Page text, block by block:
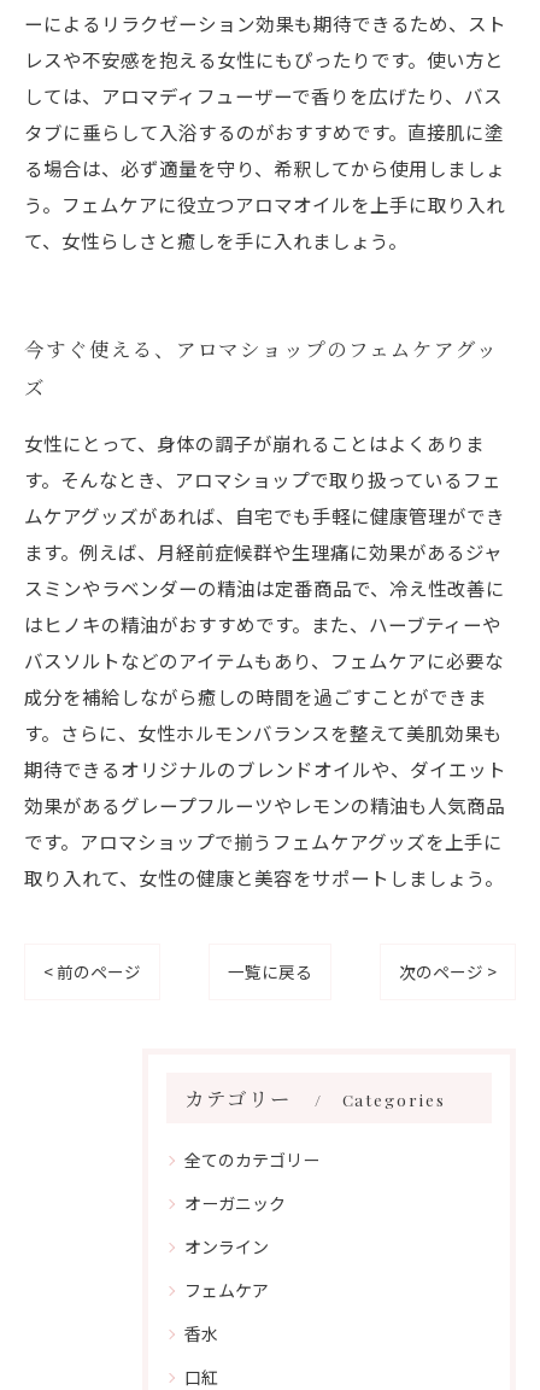
ーによるリラクゼーション効果も期待できるため、スト
レスや不安感を抱える女性にもぴったりです。使い方と
しては、アロマディフューザーで香りを広げたり、バス
タブに垂らして入浴するのがおすすめです。直接肌に塗
る場合は、必ず適量を守り、希釈してから使用しましょ
う。フェムケアに役立つアロマオイルを上手に取り入れ
て、女性らしさと癒しを手に入れましょう。
今すぐ使える、アロマショップのフェムケアグッ
ズ
女性にとって、身体の調子が崩れることはよくありま
す。そんなとき、アロマショップで取り扱っているフェ
ムケアグッズがあれば、自宅でも手軽に健康管理ができ
ます。例えば、月経前症候群や生理痛に効果があるジャ
スミンやラベンダーの精油は定番商品で、冷え性改善に
はヒノキの精油がおすすめです。また、ハーブティーや
バスソルトなどのアイテムもあり、フェムケアに必要な
成分を補給しながら癒しの時間を過ごすことができま
す。さらに、女性ホルモンバランスを整えて美肌効果も
期待できるオリジナルのブレンドオイルや、ダイエット
効果があるグレープフルーツやレモンの精油も人気商品
です。アロマショップで揃うフェムケアグッズを上手に
取り入れて、女性の健康と美容をサポートしましょう。
< 前のページ 一覧に戻る 次のページ >
カテゴリー Categories
全てのカテゴリー
オーガニック
オンライン
フェムケア
香水
口紅